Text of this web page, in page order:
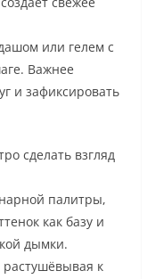
или гелем с
Важнее
и зафиксировать
сделать взгляд
палитры,
как базу и
дымки.
к